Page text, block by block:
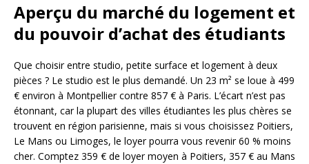
Aperçu du marché du logement et
du pouvoir d’achat des étudiants
Que choisir entre studio, petite surface et logement à deux
pièces ? Le studio est le plus demandé. Un 23 m² se loue à 499
€ environ à Montpellier contre 857 € à Paris. L’écart n’est pas
étonnant, car la plupart des villes étudiantes les plus chères se
trouvent en région parisienne, mais si vous choisissez Poitiers,
Le Mans ou Limoges, le loyer pourra vous revenir 60 % moins
cher. Comptez 359 € de loyer moyen à Poitiers, 357 € au Mans